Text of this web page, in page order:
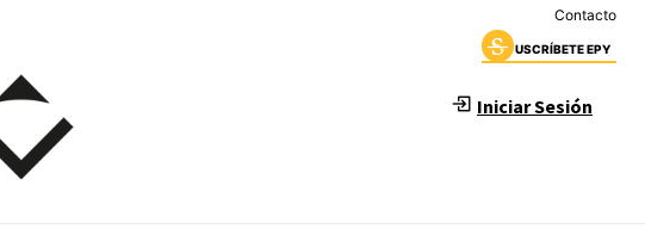
Contacto
USCRÍBETE EPY
Iniciar Sesión